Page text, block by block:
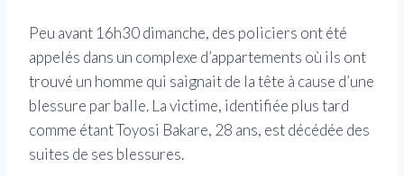
Peu avant 16h30 dimanche, des policiers ont été
appelés dans un complexe d’appartements où ils ont
trouvé un homme qui saignait de la tête à cause d’une
blessure par balle. La victime, identifiée plus tard
comme étant Toyosi Bakare, 28 ans, est décédée des
suites de ses blessures.